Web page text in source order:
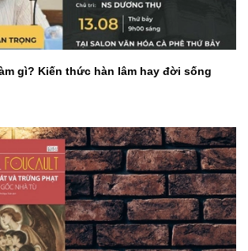
gì? Kiến thức hàn lâm hay đời sống